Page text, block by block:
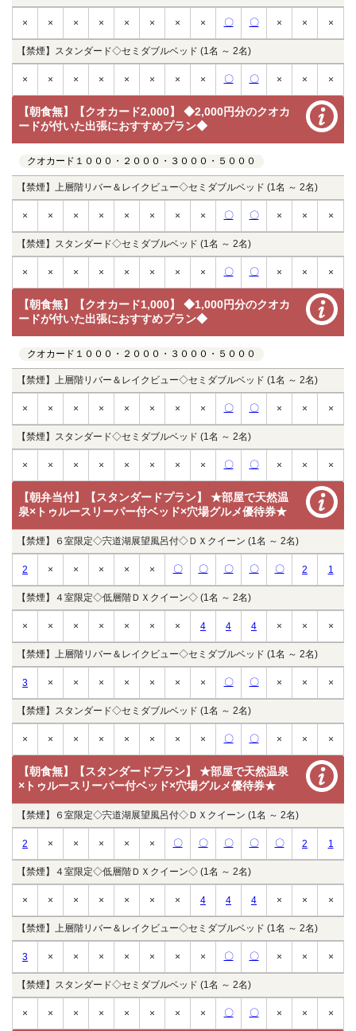
× × × × × × × × 〇 〇 × × ×
【禁煙】スタンダード◇セミダブルベッド (1名 ～ 2名)
× × × × × × × × 〇 〇 × × ×
【朝食無】【クオカード2,000】 ◆2,000円分のクオカ
ードが付いた出張におすすめプラン◆
クオカード１０００・２０００・３０００・５０００
【禁煙】上層階リバー＆レイクビュー◇セミダブルベッド (1名 ～ 2名)
× × × × × × × × 〇 〇 × × ×
【禁煙】スタンダード◇セミダブルベッド (1名 ～ 2名)
× × × × × × × × 〇 〇 × × ×
【朝食無】【クオカード1,000】 ◆1,000円分のクオカ
ードが付いた出張におすすめプラン◆
クオカード１０００・２０００・３０００・５０００
【禁煙】上層階リバー＆レイクビュー◇セミダブルベッド (1名 ～ 2名)
× × × × × × × × 〇 〇 × × ×
【禁煙】スタンダード◇セミダブルベッド (1名 ～ 2名)
× × × × × × × × 〇 〇 × × ×
【朝弁当付】【スタンダードプラン】 ★部屋で天然温
泉×トゥルースリーパー付ベッド×穴場グルメ優待券★
【禁煙】６室限定◇宍道湖展望風呂付◇ＤＸクイーン (1名 ～ 2名)
2 × × × × × 〇 〇 〇 〇 〇 2 1
【禁煙】４室限定◇低層階ＤＸクイーン◇ (1名 ～ 2名)
× × × × × × × 4 4 4 × × ×
【禁煙】上層階リバー＆レイクビュー◇セミダブルベッド (1名 ～ 2名)
3 × × × × × × × 〇 〇 × × ×
【禁煙】スタンダード◇セミダブルベッド (1名 ～ 2名)
× × × × × × × × 〇 〇 × × ×
【朝食無】【スタンダードプラン】 ★部屋で天然温泉
×トゥルースリーパー付ベッド×穴場グルメ優待券★
【禁煙】６室限定◇宍道湖展望風呂付◇ＤＸクイーン (1名 ～ 2名)
2 × × × × × 〇 〇 〇 〇 〇 2 1
【禁煙】４室限定◇低層階ＤＸクイーン◇ (1名 ～ 2名)
× × × × × × × 4 4 4 × × ×
【禁煙】上層階リバー＆レイクビュー◇セミダブルベッド (1名 ～ 2名)
3 × × × × × × × 〇 〇 × × ×
【禁煙】スタンダード◇セミダブルベッド (1名 ～ 2名)
× × × × × × × × 〇 〇 × × ×